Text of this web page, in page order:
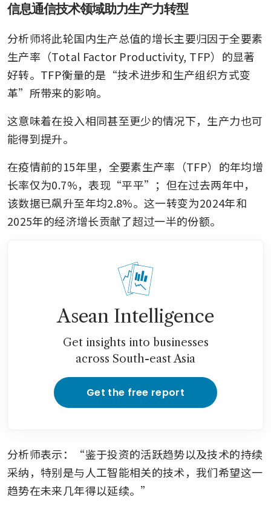
信息通信技术领域助力生产力转型
分析师将此轮国内生产总值的增长主要归因于全要素
生产率（Total Factor Productivity, TFP）的显著
好转。TFP衡量的是“技术进步和生产组织方式变
革”所带来的影响。
这意味着在投入相同甚至更少的情况下，生产力也可
能得到提升。
在疫情前的15年里，全要素生产率（TFP）的年均增
长率仅为0.7%，表现“平平”；但在过去两年中，
该数据已飙升至年均2.8%。这一转变为2024年和
2025年的经济增长贡献了超过一半的份额。
Asean Intelligence
Get insights into businesses
across South-east Asia
Get the free report
分析师表示：“鉴于投资的活跃趋势以及技术的持续
采纳，特别是与人工智能相关的技术，我们希望这一
趋势在未来几年得以延续。”